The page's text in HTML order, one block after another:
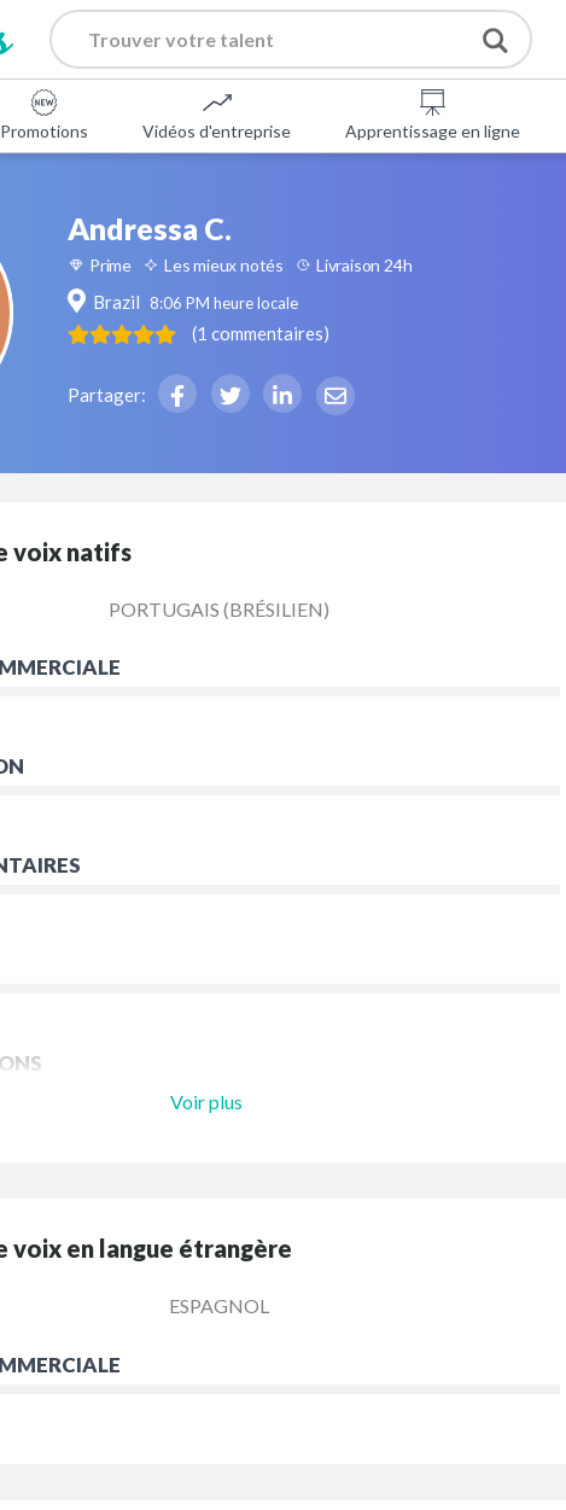
Promotions Vidéos d'entreprise Apprentissage en ligne
Andressa C.
Prime Les mieux notés Livraison 24h
Brazil 8:06 PM heure locale
(1 commentaires)
Partager:
voix natifs
PORTUGAIS (BRÉSILIEN)
Voir plus
voix en langue étrangère
ESPAGNOL